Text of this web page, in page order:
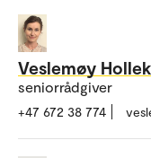
Veslemøy
seniorrådgiver
+47 672 38 774